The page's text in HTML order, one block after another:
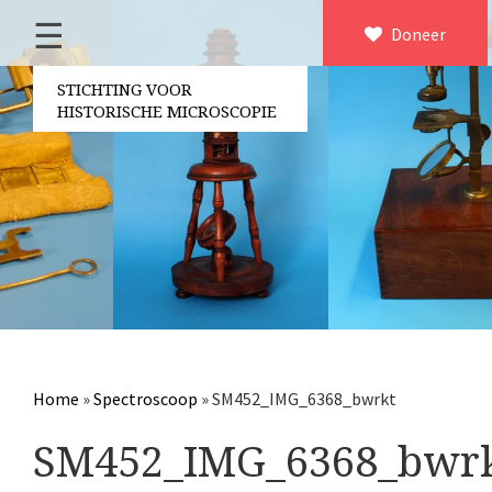
×
Home
Over ons
Contact
Bestuur
Vrijwilligers
Partners
Jaarverslagen
Microscopen
Elektrische meetapparatuur
Doneer
☰
STICHTING VOOR
HISTORISCHE MICROSCOPIE
Home »Spectroscoop »SM452_IMG_6368_bwrkt